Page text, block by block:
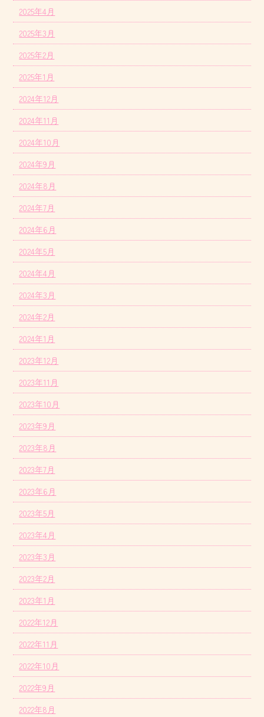
2025年4月
2025年3月
2025年2月
2025年1月
2024年12月
2024年11月
2024年10月
2024年9月
2024年8月
2024年7月
2024年6月
2024年5月
2024年4月
2024年3月
2024年2月
2024年1月
2023年12月
2023年11月
2023年10月
2023年9月
2023年8月
2023年7月
2023年6月
2023年5月
2023年4月
2023年3月
2023年2月
2023年1月
2022年12月
2022年11月
2022年10月
2022年9月
2022年8月